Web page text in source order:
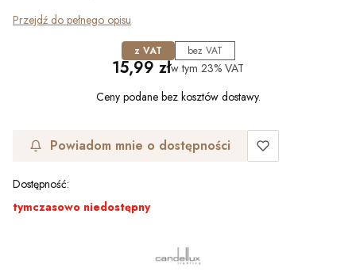
Przejdź do pełnego opisu
z VAT bez VAT
Cena
15,99 złw tym 23% VAT
Ceny podane bez kosztów dostawy.
Powiadom mnie o dostępności
Dostępność:
tymczasowo niedostępny